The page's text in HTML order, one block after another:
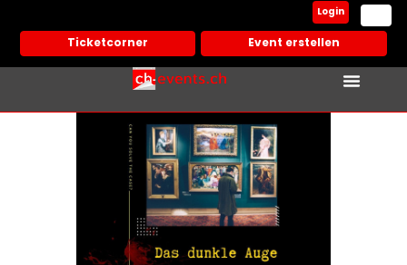
Ticketcorner Event erstellen
Login